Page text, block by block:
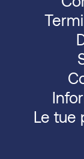
Le tue